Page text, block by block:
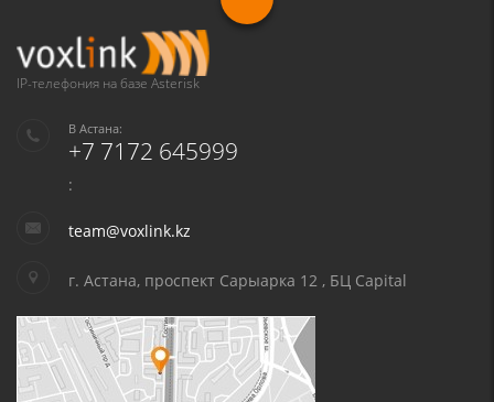
IP-телефония на базе Asterisk
В Астана:
+7 7172 645999
:
team@voxlink.kz
г. Астана, проспект Сарыарка 12 , БЦ Capital